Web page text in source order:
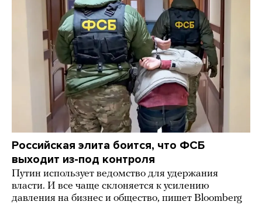
Российская элита боится, что ФСБ
выходит из-под контроля
Путин использует ведомство для удержания
власти. И все чаще склоняется к усилению
давления на бизнес и общество, пишет Bloomberg